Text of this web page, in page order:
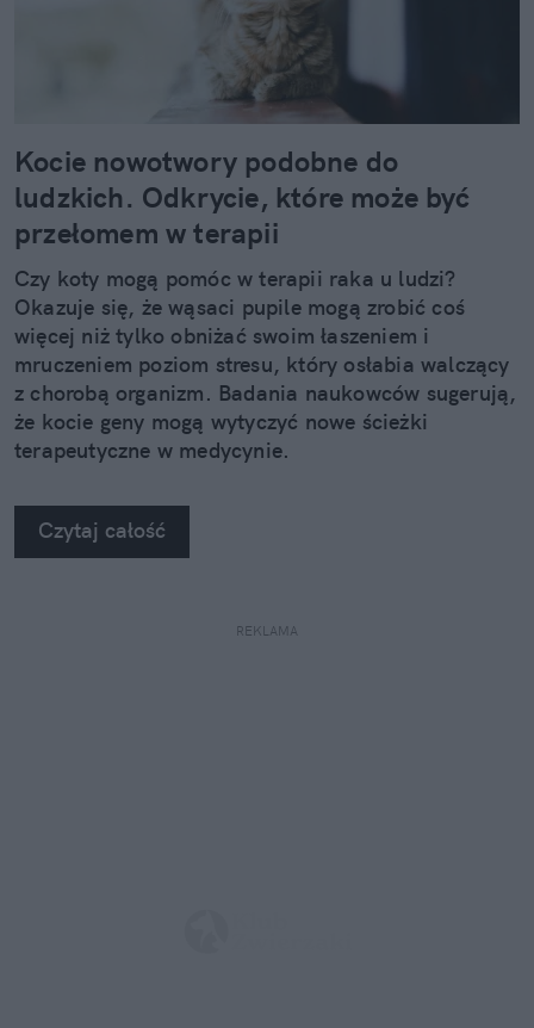
Kocie nowotwory podobne do
ludzkich. Odkrycie, które może być
przełomem w terapii
Czy koty mogą pomóc w terapii raka u ludzi?
Okazuje się, że wąsaci pupile mogą zrobić coś
więcej niż tylko obniżać swoim łaszeniem i
mruczeniem poziom stresu, który osłabia walczący
z chorobą organizm. Badania naukowców sugerują,
że kocie geny mogą wytyczyć nowe ścieżki
terapeutyczne w medycynie.
Czytaj całość
REKLAMA